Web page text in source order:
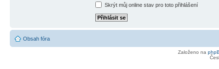
Skrýt můj online stav pro toto přihlášení
Obsah fóra
Založeno na